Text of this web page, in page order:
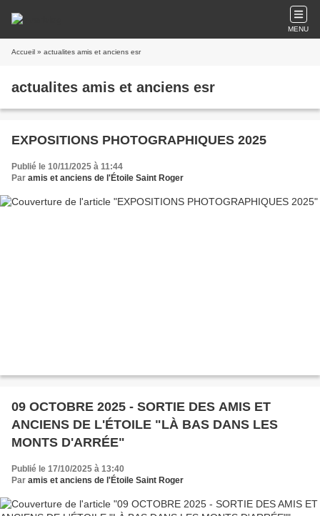
MENU
Accueil » actualites amis et anciens esr
actualites amis et anciens esr
EXPOSITIONS PHOTOGRAPHIQUES 2025
Publié le 10/11/2025 à 11:44
Par amis et anciens de l'Étoile Saint Roger
09 OCTOBRE 2025 - SORTIE DES AMIS ET
ANCIENS DE L'ÉTOILE "LÀ BAS DANS LES
MONTS D'ARRÉE"
Publié le 17/10/2025 à 13:40
Par amis et anciens de l'Étoile Saint Roger